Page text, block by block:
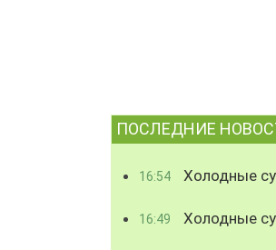
ПОСЛЕДНИЕ
16:54 Холодные
16:49 Холодные